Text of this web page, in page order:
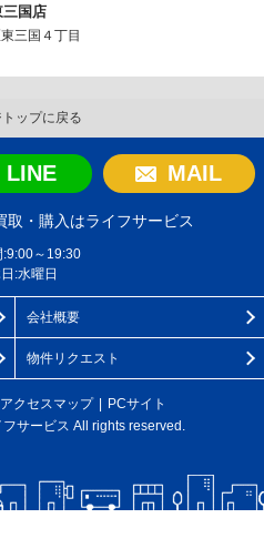
三国店
三国４丁目
ップに戻る
LINE MAIL
取・購入はライフサービス
:9:00～19:30
:水曜日
会社概要
物件リクエスト
アクセスマップ
PCサイト
サービス All rights reserved.